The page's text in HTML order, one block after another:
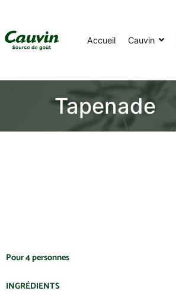
Accueil Cauvin
Tapenade
Pour 4 personnes
INGRÉDIENTS